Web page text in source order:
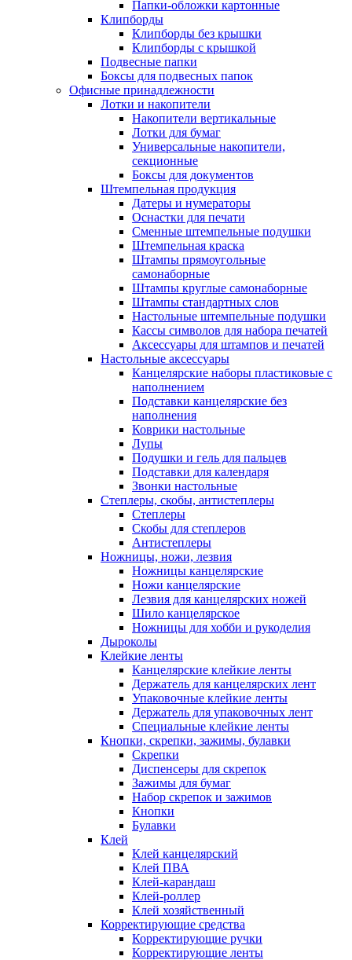
Папки-обложки картонные
Клипборды
Клипборды без крышки
Клипборды с крышкой
Подвесные папки
Боксы для подвесных папок
Офисные принадлежности
Лотки и накопители
Накопители вертикальные
Лотки для бумаг
Универсальные накопители,
секционные
Боксы для документов
Штемпельная продукция
Датеры и нумераторы
Оснастки для печати
Сменные штемпельные подушки
Штемпельная краска
Штампы прямоугольные
самонаборные
Штампы круглые самонаборные
Штампы стандартных слов
Настольные штемпельные подушки
Кассы символов для набора печатей
Аксессуары для штампов и печатей
Настольные аксессуары
Канцелярские наборы пластиковые с
наполнением
Подставки канцелярские без
наполнения
Коврики настольные
Лупы
Подушки и гель для пальцев
Подставки для календаря
Звонки настольные
Степлеры, скобы, антистеплеры
Степлеры
Скобы для степлеров
Антистеплеры
Ножницы, ножи, лезвия
Ножницы канцелярские
Ножи канцелярские
Лезвия для канцелярских ножей
Шило канцелярское
Ножницы для хобби и рукоделия
Дыроколы
Клейкие ленты
Канцелярские клейкие ленты
Держатель для канцелярских лент
Упаковочные клейкие ленты
Держатель для упаковочных лент
Специальные клейкие ленты
Кнопки, скрепки, зажимы, булавки
Скрепки
Диспенсеры для скрепок
Зажимы для бумаг
Набор скрепок и зажимов
Кнопки
Булавки
Клей
Клей канцелярский
Клей ПВА
Клей-карандаш
Клей-роллер
Клей хозяйственный
Корректирующие средства
Корректирующие ручки
Корректирующие ленты